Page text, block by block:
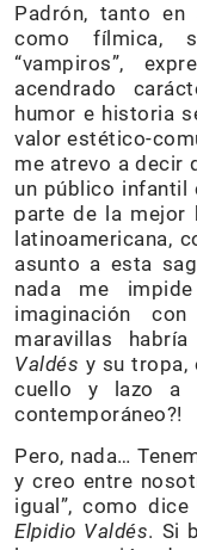
Padrón, tanto
como fílmica,
“vampiros”,
acendrado
humor e historia
valor estético-
me atrevo a decir
un público
parte de la mejor
latinoamericana,
asunto a esta
nada me
imaginación
maravillas
Valdés y su tropa,
cuello y lazo a
contemporáneo?!
Pero, nada…
y creo entre
igual”, como
Elpidio Valdés. Si